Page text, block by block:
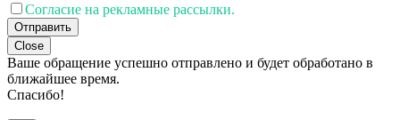
Согласие на рекламные рассылки.
Отправить
Close
Ваше обращение успешно отправлено и будет обработано в
ближайшее время.
Спасибо!